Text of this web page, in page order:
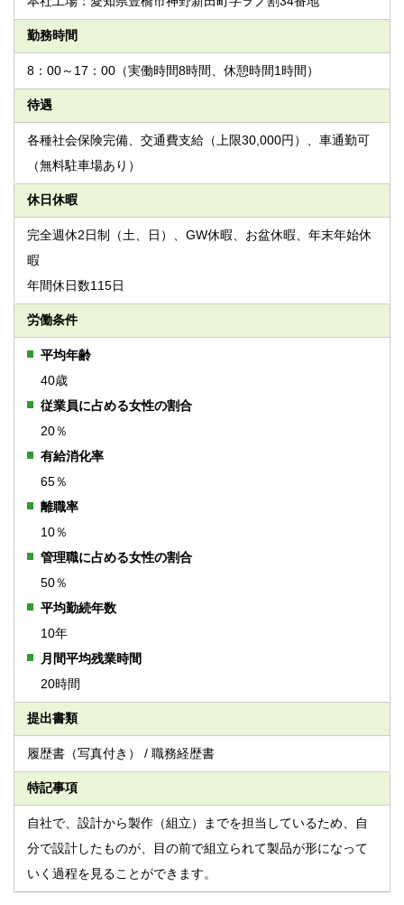
勤務時間
8：00～17：00（実働時間8時間、休憩時間1時間）
待遇
各種社会保険完備、交通費支給（上限30,000円）、車通勤可
（無料駐車場あり）
休日休暇
完全週休2日制（土、日）、GW休暇、お盆休暇、年末年始休
暇
年間休日数115日
労働条件
平均年齢
40歳
従業員に占める女性の割合
20％
有給消化率
65％
離職率
10％
管理職に占める女性の割合
50％
平均勤続年数
10年
月間平均残業時間
20時間
提出書類
履歴書（写真付き） / 職務経歴書
特記事項
自社で、設計から製作（組立）までを担当しているため、自
分で設計したものが、目の前で組立られて製品が形になって
いく過程を見ることができます。